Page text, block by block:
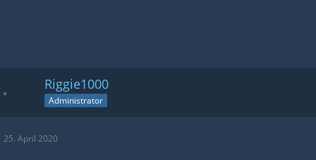
Riggie1000
Administrator
25. April 2020